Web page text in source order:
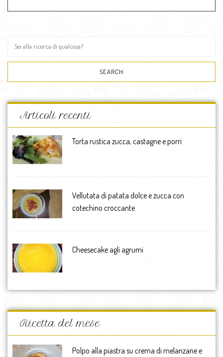
Articoli recenti
Torta rustica zucca, castagne e porri
Vellutata di patata dolce e zucca con
cotechino croccante
Cheesecake agli agrumi
Ricetta del mese
Polpo alla piastra su crema di melanzane e